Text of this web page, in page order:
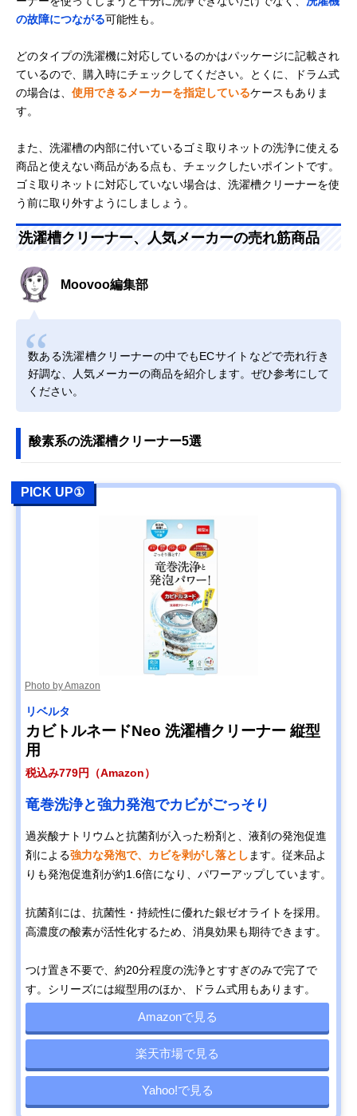
の故障につながる可能性も。
どのタイプの洗濯機に対応しているのかはパッケージに記載され
ているので、購入時にチェックしてください。とくに、ドラム式
の場合は、 使用できるメーカーを指定しているケースもありま
す。
また、洗濯槽の内部に付いているゴミ取りネットの洗浄に使える
商品と使えない商品がある点も、チェックしたいポイントです。
ゴミ取りネットに対応していない場合は、洗濯槽クリーナーを使
う前に取り外すようにしましょう。
洗濯槽クリーナー、人気メーカーの売れ筋商品
Moovoo編集部
数ある洗濯槽クリーナーの中でもECサイトなどで売れ行き
好調な、人気メーカーの商品を紹介します。ぜひ参考にして
ください。
酸素系の洗濯槽クリーナー5選
PICK UP①
Photo by Amazon
リベルタ
カビトルネードNeo 洗濯槽クリーナー 縦型
用
税込み779円（Amazon）
竜巻洗浄と強力発泡でカビがごっそり
過炭酸ナトリウムと抗菌剤が入った粉剤と、液剤の発泡促進
剤による強力な発泡で、カビを剥がし落とします。従来品よ
りも発泡促進剤が約1.6倍になり、パワーアップしています。
抗菌剤には、抗菌性・持続性に優れた銀ゼオライトを採用。
高濃度の酸素が活性化するため、消臭効果も期待できます。
つけ置き不要で、約20分程度の洗浄とすすぎのみで完了で
す。シリーズには縦型用のほか、ドラム式用もあります。
Amazonで見る
楽天市場で見る
Yahoo!で見る